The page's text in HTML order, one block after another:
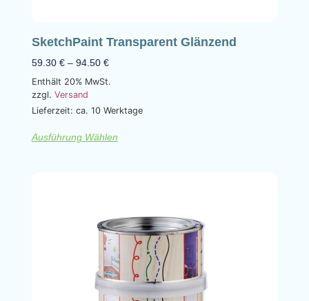
SketchPaint Transparent Glänzend
59.30 € – 94.50 €
Enthält 20% MwSt.
zzgl. Versand
Lieferzeit: ca. 10 Werktage
Ausführung Wählen